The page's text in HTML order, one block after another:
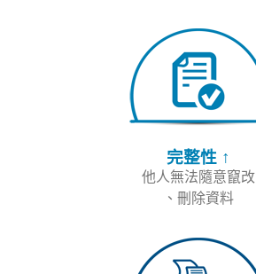
完整性 ↑
他人無法隨意竄改
、刪除資料